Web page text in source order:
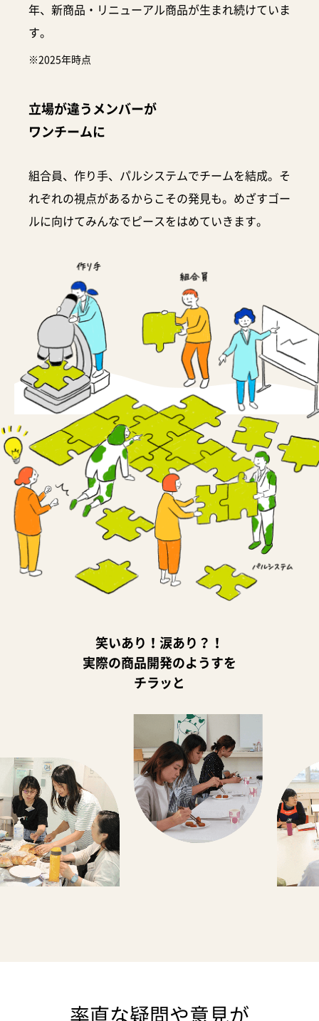
年、新商品・リニューアル商品が生まれ続けていま
す。
※2025年時点
立場が違うメンバーが
ワンチームに
組合員、作り手、パルシステムでチームを結成。そ
れぞれの視点があるからこその発見も。めざすゴー
ルに向けてみんなでピースをはめていきます。
笑いあり！涙あり？！
実際の商品開発のようすを
チラッと
率直な疑問や意見が